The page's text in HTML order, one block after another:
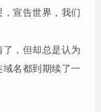
宣告世界，我们
，但却总是认为
名都到期续了一